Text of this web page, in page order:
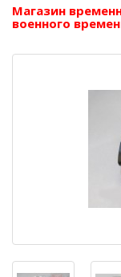
Магазин
военного